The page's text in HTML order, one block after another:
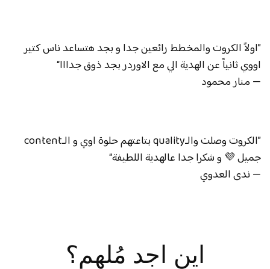
”اولاً الكروت والمخطط رائعين جدا و بجد هتساعد ناس كتير
اووي ثانياً عن الهدية الي مع الاوردر بجد ذوق جدااا“
— منار محمود
”الكروت وصلت والـquality بتاعتهم حلوة اوي و الـcontent
جميل 💜 و شكرا جدا عالهدية اللطيفة“
— ندى العدوي
اين اجد مُلهم؟